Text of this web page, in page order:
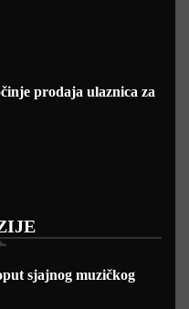
prodaja ulaznica za
sjajnog muzičkog